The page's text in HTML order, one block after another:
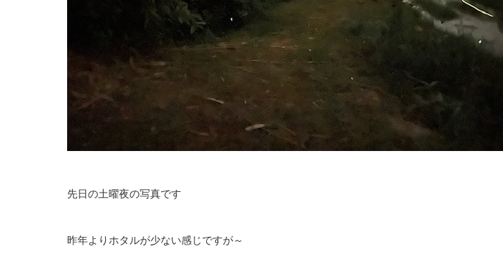
先日の土曜夜の写真です
昨年よりホタルが少ない感じですが～